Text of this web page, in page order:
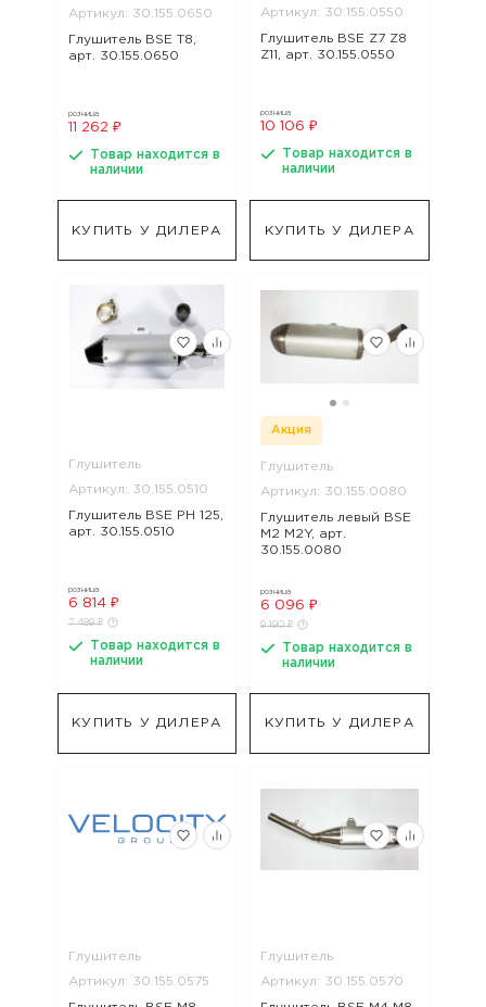
Артикул: 30.155.0650
Глушитель BSE T8,
арт. 30.155.0650
розница
11 262 ₽
Товар находится в
наличии
КУПИТЬ У ДИЛЕРА
Артикул: 30.155.0550
Глушитель BSE Z7 Z8
Z11, арт. 30.155.0550
розница
10 106 ₽
Товар находится в
наличии
КУПИТЬ У ДИЛЕРА
Глушитель
Артикул: 30.155.0510
Глушитель BSE PH 125,
арт. 30.155.0510
розница
6 814 ₽
7 489 ₽
Товар находится в
наличии
КУПИТЬ У ДИЛЕРА
Акция
Глушитель
Артикул: 30.155.0080
Глушитель левый BSE
M2 M2Y, арт.
30.155.0080
розница
6 096 ₽
9 190 ₽
Товар находится в
наличии
КУПИТЬ У ДИЛЕРА
Глушитель
Артикул: 30.155.0575
Глушитель
Артикул: 30.155.0570